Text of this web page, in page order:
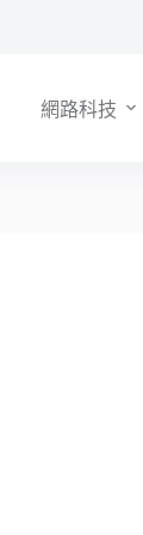
網路科技